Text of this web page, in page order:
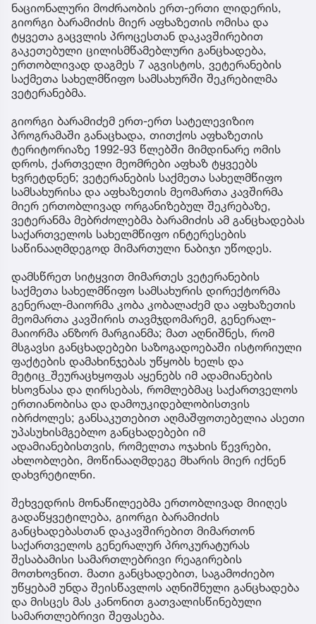
ნაციონალური მოძრაობის ერთ-ერთი ლიდერის,
გიორგი ბარამიძის მიერ აფხაზეთის ომისა და
ტყვეთა გაცვლის პროცესთან დაკავშირებით
გაკეთებული ცილისმწამებლური განცხადება,
ერთობლივად დაგმეს 7 აგვისტოს, ვეტერანების
საქმეთა სახელმწიფო სამსახურში შეკრებილმა
ვეტერანებმა.
გიორგი ბარამიძემ ერთ-ერთ სატელევიზიო
პროგრამაში განაცხადა, თითქოს აფხაზეთის
ტერიტორიაზე 1992-93 წლებში მიმდინარე ომის
დროს, ქართველი მეომრები აფხაზ ტყვეებს
ხვრეტდნენ; ვეტერანების საქმეთა სახელმწიფო
სამსახურისა და აფხაზეთის მეომართა კავშირმა
მიერ ერთობლივად ორგანიზებულ შეკრებაზე,
ვეტერანმა მებრძოლებმა ბარამიძის ამ განცხადებას
საქართველოს სახელმწიფო ინტერესების
საწინააღმდეგოდ მიმართული ნაბიჯი უწოდეს.
დამსწრეთ სიტყვით მიმართეს ვეტერანების
საქმეთა სახელმწიფო სამსახურის დირექტორმა
გენერალ-მაიორმა კობა კობალაძემ და აფხაზეთის
მეომართა კავშირის თავმჯდომარემ, გენერალ-
მაიორმა ანზორ მარგიანმა; მათ აღნიშნეს, რომ
მსგავსი განცხადებები საზოგადოებაში ისტორიული
ფაქტების დამახინჯებას უწყობს ხელს და
მეტიც_შეურაცხყოფას აყენებს იმ ადამიანების
ხსოვნასა და ღირსებას, რომლებმაც საქართველოს
ერთიანობისა და დამოუკიდებლობისთვის
იბრძოლეს; განსაკუთებით აღმაშფოთებელია ასეთი
უპასუხისმგებლო განცხადებები იმ
ადამიანებისთვის, რომელთა ოჯახის წევრები,
ახლობლები, მოწინააღმდეგე მხარის მიერ იქნენ
დახვრეტილნი.
შეხვედრის მონაწილეებმა ერთობლივად მიიღეს
გადაწყვეტილება, გიორგი ბარამიძის
განცხადებასთან დაკავშირებით მიმართონ
საქართველოს გენერალურ პროკურატურას
შესაბამისი სამართლებრივი რეაგირების
მოთხოვნით. მათი განცხადებით, საგამოძიებო
უწყებამ უნდა შეისწავლოს აღნიშნული განცხადება
და მისცეს მას კანონით გათვალისწინებული
სამართლებრივი შეფასება.